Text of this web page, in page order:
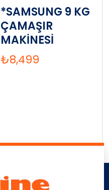
*SAMSUNG 9 KG
ÇAMAŞIR
MAKİNESİ
₺8,499